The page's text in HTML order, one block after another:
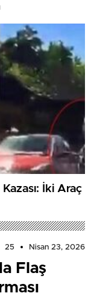
İki Araç
25 Nisan 23, 2026
Flaş